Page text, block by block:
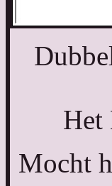
Het
Mocht